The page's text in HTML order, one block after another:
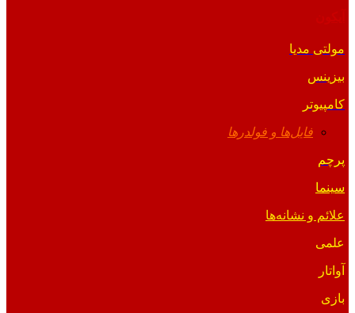
مولتی مدیا
بیزینس
کامپیوتر
فایل‌ها و فولدرها
پرچم
سینما
علائم و نشانه‌ها
علمی
آواتار
بازی